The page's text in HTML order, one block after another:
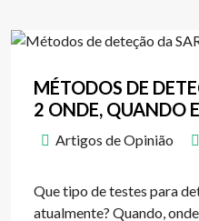
MÉTODOS DE
2 ONDE, QUANDO
Artigos de Opinião
Que tipo de testes para
atualmente? Quando,